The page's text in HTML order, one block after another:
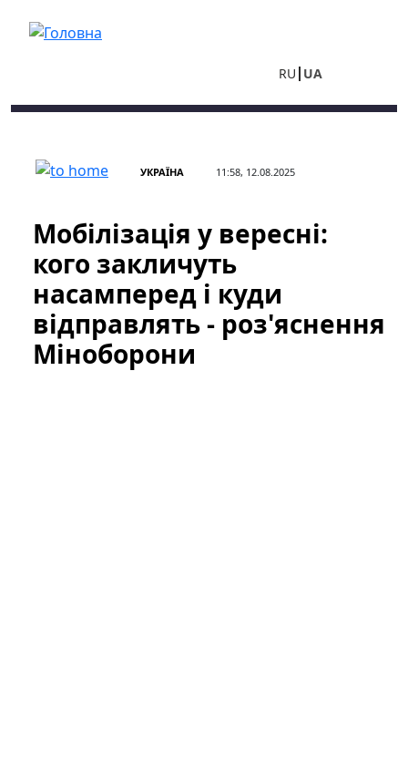
RU UA
УКРАЇНА 11:58, 12.08.2025
Мобілізація у вересні:
кого закличуть
насамперед і куди
відправлять - роз'яснення
Міноборони